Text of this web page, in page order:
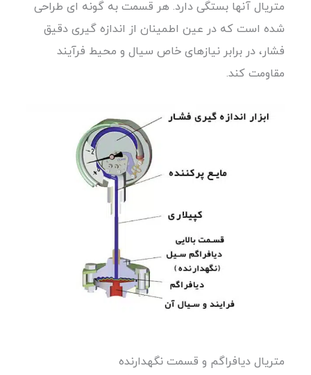
متریال آنها بستگی دارد. هر قسمت به گونه ای طراحی
شده است که در عین اطمینان از اندازه گیری دقیق
فشار، در برابر نیازهای خاص سیال و محیط فرآیند
مقاومت کند.
متریال دیافراگم و قسمت نگهدارنده